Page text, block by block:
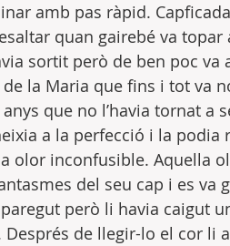
amb pas ràpid.
quan gairebé va
sortit però de ben poc
la Maria que fins i tot va
que no l’havia tornat a
a la perfecció i la
olor inconfusible. Aquella
del seu cap i es va
però li havia caigut
de llegir-lo el cor li